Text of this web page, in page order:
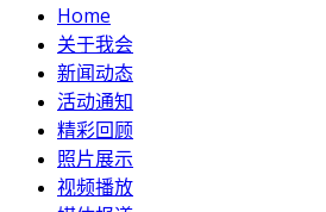
Home
关于我会
新闻动态
活动通知
精彩回顾
照片展示
视频播放